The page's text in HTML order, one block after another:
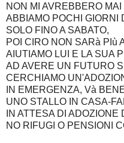
NON MI AVREBBERO
ABBIAMO POCHI GIORNI
SOLO FINO A SABATO,
POI CIRO NON SARà PIù
AIUTIAMO LUI E LA SUA
AD AVERE UN FUTURO
CERCHIAMO
IN EMERGENZA, Và
UNO STALLO IN CASA-
IN ATTESA DI ADOZIONE
NO RIFUGI O PENSIONI